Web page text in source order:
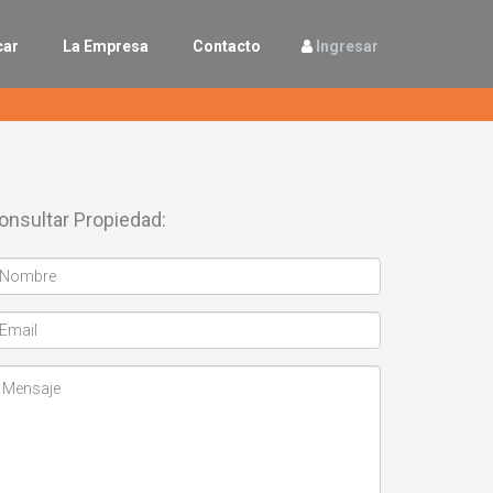
La Empresa Contacto Ingresar
Propiedad: